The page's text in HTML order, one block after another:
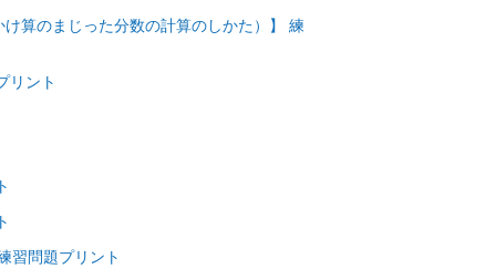
算のまじった分数の計算のしかた）】 練
リント
習問題プリント